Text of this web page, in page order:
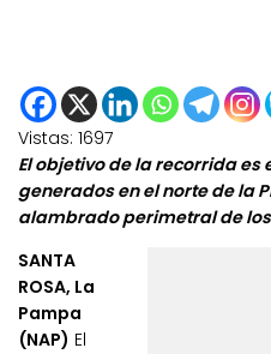
Vistas: 1697
El objetivo de la recorrida es
generados en el norte de la
alambrado perimetral de
SANTA
ROSA, La
Pampa
(NAP) El